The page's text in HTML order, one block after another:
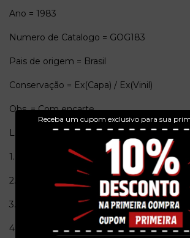
Receba um cupom exclusivo para sua
Ano = 1983
Numero de Catalogo = GOG183
Pais de origem = Brasil
Conservação = Ex(Capa) / Ex(Vinil)
Obs. = Com encarte.
Lado A
1.Kim Ribeiro E Raiz De Pedra - Radiko
2.Sá Brito - Boca Da Noite
3.Fernando Do Ó - Para Dija
4.Cao Trem - Solidão